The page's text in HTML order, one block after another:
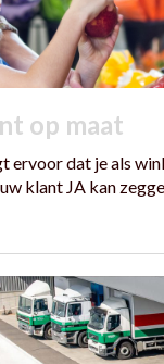
op maat
ervoor dat je als
klant JA kan